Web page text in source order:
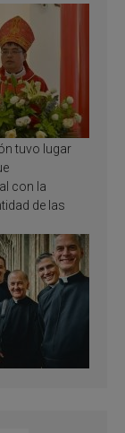
tuvo lugar
con la
de las